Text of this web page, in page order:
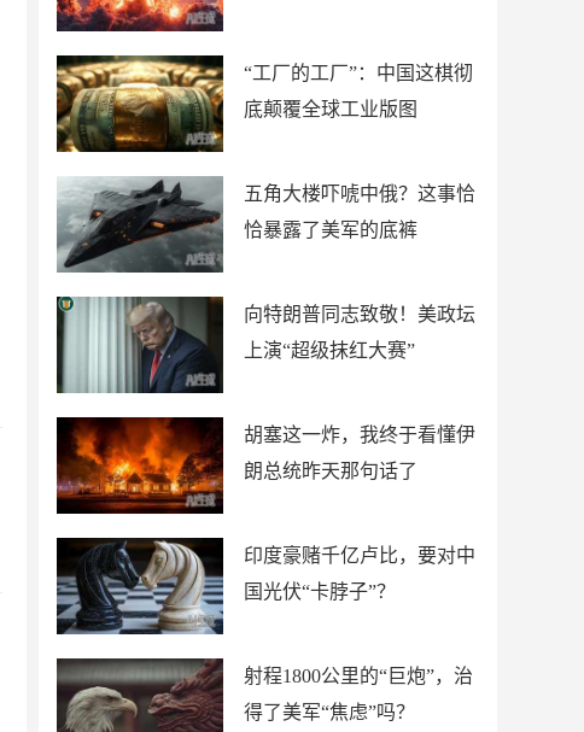
“工厂的工厂”：中国这棋彻
底颠覆全球工业版图
五角大楼吓唬中俄？这事恰
恰暴露了美军的底裤
向特朗普同志致敬！美政坛
上演“超级抹红大赛”
胡塞这一炸，我终于看懂伊
朗总统昨天那句话了
印度豪赌千亿卢比，要对中
国光伏“卡脖子”？
射程1800公里的“巨炮”，治
得了美军“焦虑”吗？